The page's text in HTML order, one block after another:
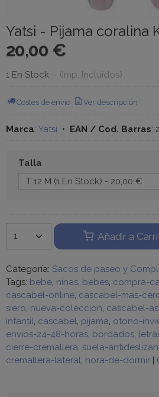
Yatsi - Pijama coralina
20,00 €
1 En Stock - (Imp. Incluidos)
Costes de envío Ver descripción
Marca: Yatsi • EAN / Cod. Barras:
Talla
Añadir a
Categoría: Sacos de
Tags: bebe ninas bebes compra-
cascabel-online cascabel-mas-
siero nueva-coleccion cascabel-
infantil cascabel pijama otono-
envios-24-48-horas bordados
cierre-cremallera suela-
cremallera-lateral hora-de-dormir |